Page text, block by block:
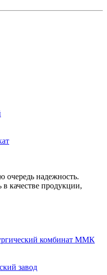
очередь надежность.
качестве продукции,